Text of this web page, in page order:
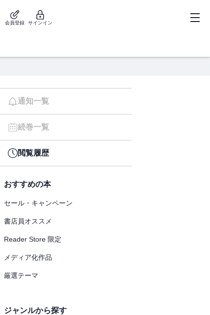
会員登録 サインイン
通知一覧
続巻一覧
閲覧履歴
おすすめの本
セール・キャンペーン
書店員オススメ
Reader Store 限定
メディア化作品
厳選テーマ
ジャンルから探す